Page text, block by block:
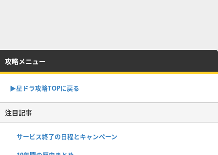
攻略メニュー
▶︎星ドラ攻略TOPに戻る
注目記事
サービス終了の日程とキャンペーン